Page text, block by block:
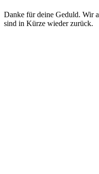
Danke für deine Geduld. Wir
sind in Kürze wieder zurück.